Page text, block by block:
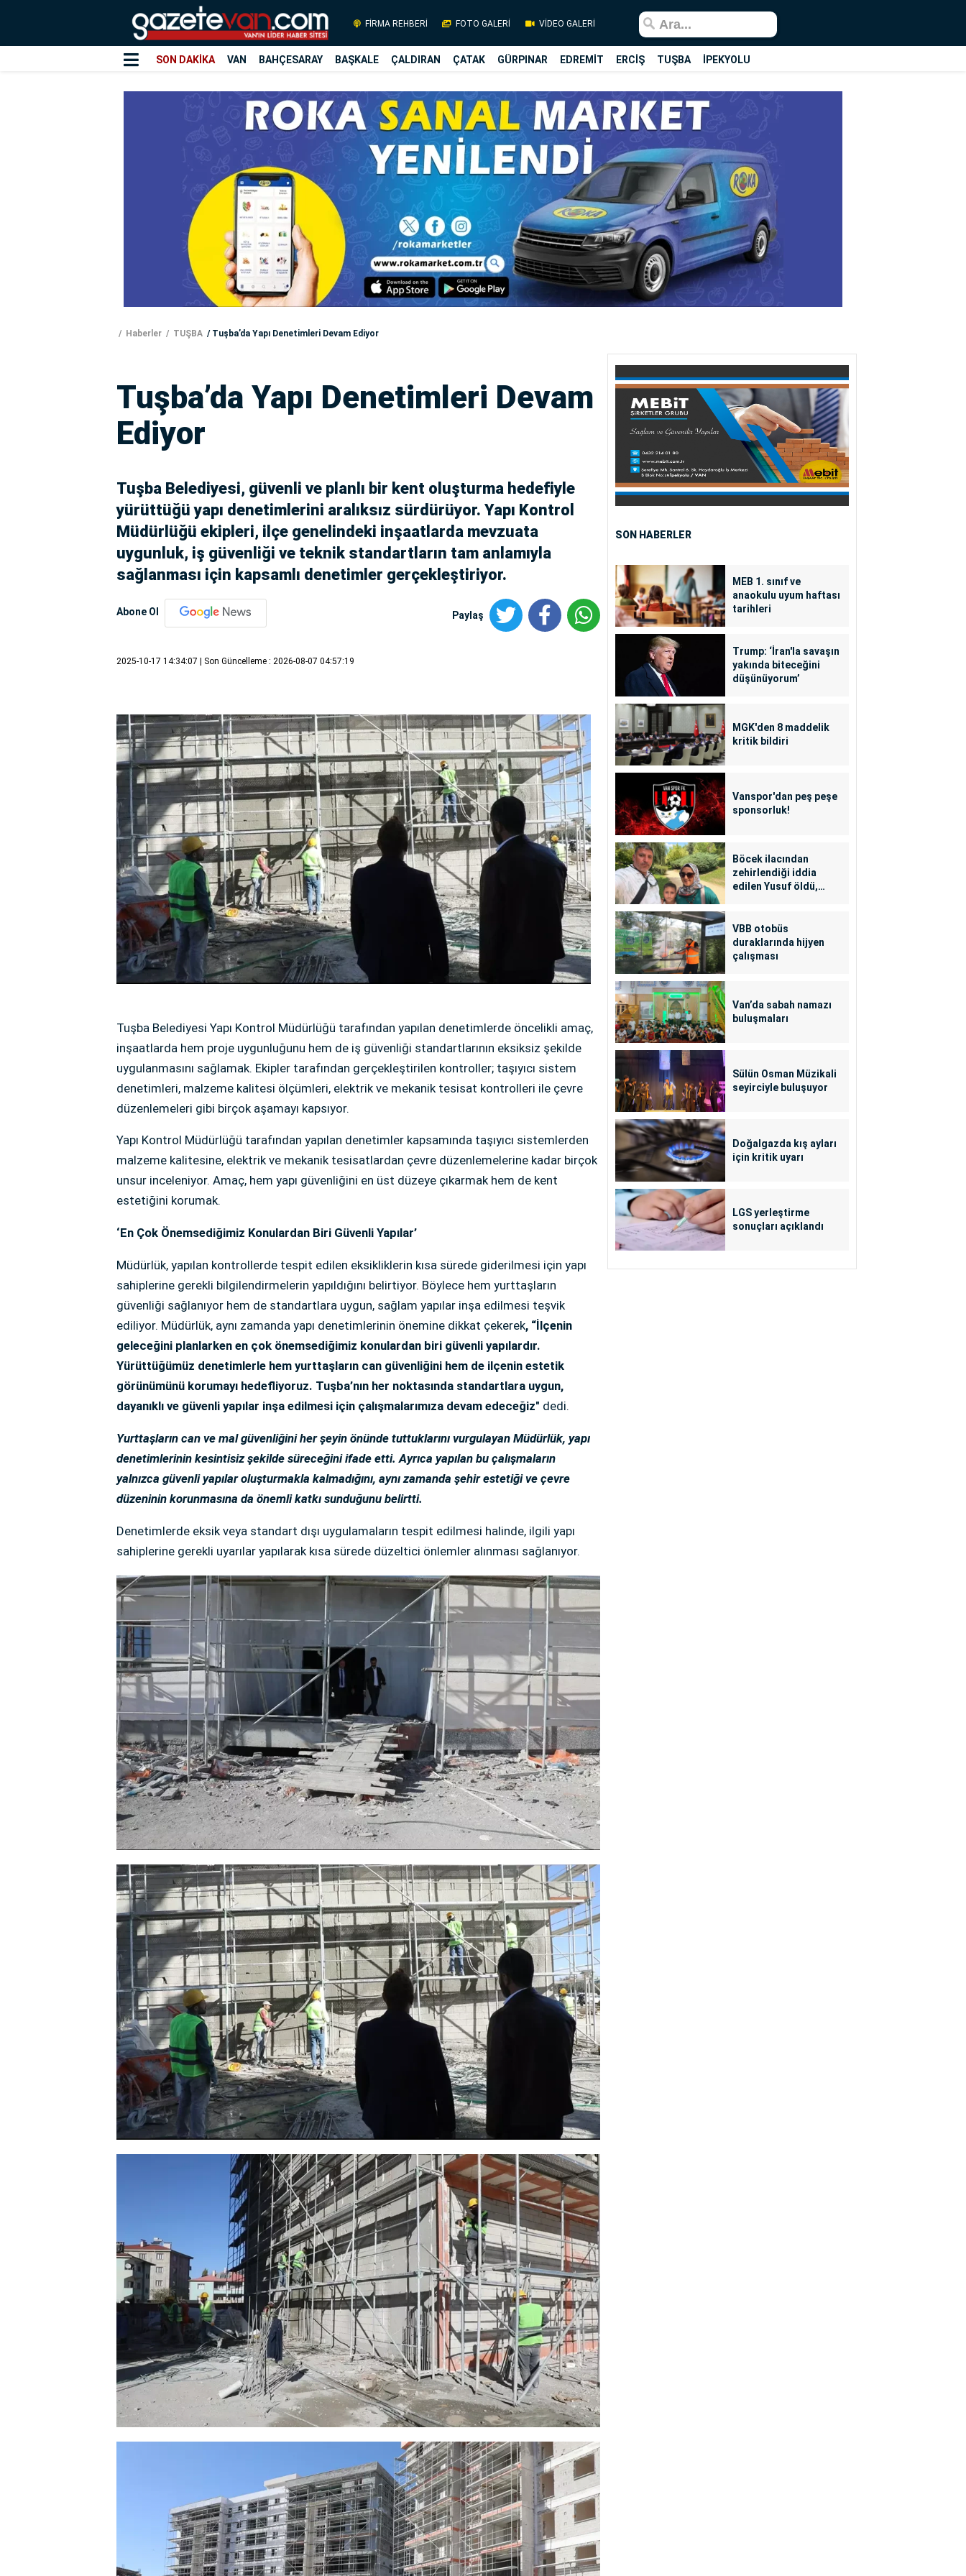
FİRMA REHBERİ FOTO GALERİ VİDEO GALERİ
SON DAKİKA VAN BAHÇESARAY BAŞKALE ÇALDIRAN ÇATAK GÜRPINAR EDREMİT ERCİŞ TUŞBA İPEKYOLU
Haberler TUŞBA Tuşba’da Yapı Denetimleri Devam Ediyor
Tuşba’da Yapı Denetimleri Devam
Ediyor
Tuşba Belediyesi, güvenli ve planlı bir kent oluşturma hedefiyle
yürüttüğü yapı denetimlerini aralıksız sürdürüyor. Yapı Kontrol
Müdürlüğü ekipleri, ilçe genelindeki inşaatlarda mevzuata
uygunluk, iş güvenliği ve teknik standartların tam anlamıyla
sağlanması için kapsamlı denetimler gerçekleştiriyor.
Abone Ol Paylaş
2025-10-17 14:34:07 | Son Güncelleme : 2026-08-07 04:57:19
Tuşba Belediyesi Yapı Kontrol Müdürlüğü tarafından yapılan denetimlerde öncelikli amaç,
inşaatlarda hem proje uygunluğunu hem de iş güvenliği standartlarının eksiksiz şekilde
uygulanmasını sağlamak. Ekipler tarafından gerçekleştirilen kontroller; taşıyıcı sistem
denetimleri, malzeme kalitesi ölçümleri, elektrik ve mekanik tesisat kontrolleri ile çevre
düzenlemeleri gibi birçok aşamayı kapsıyor.
Yapı Kontrol Müdürlüğü tarafından yapılan denetimler kapsamında taşıyıcı sistemlerden
malzeme kalitesine, elektrik ve mekanik tesisatlardan çevre düzenlemelerine kadar birçok
unsur inceleniyor. Amaç, hem yapı güvenliğini en üst düzeye çıkarmak hem de kent
estetiğini korumak.
‘En Çok Önemsediğimiz Konulardan Biri Güvenli Yapılar’
Müdürlük, yapılan kontrollerde tespit edilen eksikliklerin kısa sürede giderilmesi için yapı
sahiplerine gerekli bilgilendirmelerin yapıldığını belirtiyor. Böylece hem yurttaşların
güvenliği sağlanıyor hem de standartlara uygun, sağlam yapılar inşa edilmesi teşvik
ediliyor. Müdürlük, aynı zamanda yapı denetimlerinin önemine dikkat çekerek, “İlçenin
geleceğini planlarken en çok önemsediğimiz konulardan biri güvenli yapılardır.
Yürüttüğümüz denetimlerle hem yurttaşların can güvenliğini hem de ilçenin estetik
görünümünü korumayı hedefliyoruz. Tuşba’nın her noktasında standartlara uygun,
dayanıklı ve güvenli yapılar inşa edilmesi için çalışmalarımıza devam edeceğiz" dedi.
Yurttaşların can ve mal güvenliğini her şeyin önünde tuttuklarını vurgulayan Müdürlük, yapı
denetimlerinin kesintisiz şekilde süreceğini ifade etti. Ayrıca yapılan bu çalışmaların
yalnızca güvenli yapılar oluşturmakla kalmadığını, aynı zamanda şehir estetiği ve çevre
düzeninin korunmasına da önemli katkı sunduğunu belirtti.
Denetimlerde eksik veya standart dışı uygulamaların tespit edilmesi halinde, ilgili yapı
sahiplerine gerekli uyarılar yapılarak kısa sürede düzeltici önlemler alınması sağlanıyor.
SON HABERLER
MEB 1. sınıf ve
anaokulu uyum haftası
tarihleri
Trump: ‘İran'la savaşın
yakında biteceğini
düşünüyorum’
MGK'den 8 maddelik
kritik bildiri
Vanspor'dan peş peşe
sponsorluk!
Böcek ilacından
zehirlendiği iddia
edilen Yusuf öldü,
VBB otobüs
duraklarında hijyen
çalışması
Van’da sabah namazı
buluşmaları
Sülün Osman Müzikali
seyirciyle buluşuyor
Doğalgazda kış ayları
için kritik uyarı
LGS yerleştirme
sonuçları açıklandı